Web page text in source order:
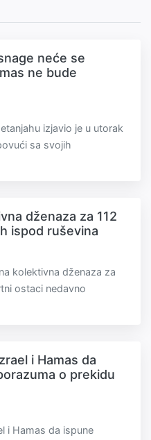
neće se
ne bude
izjavio je u utorak
sa svojih
dženaza za 112
ispod ruševina
kolektivna dženaza za
ostaci nedavno
i Hamas da
o prekidu
i Hamas da ispune